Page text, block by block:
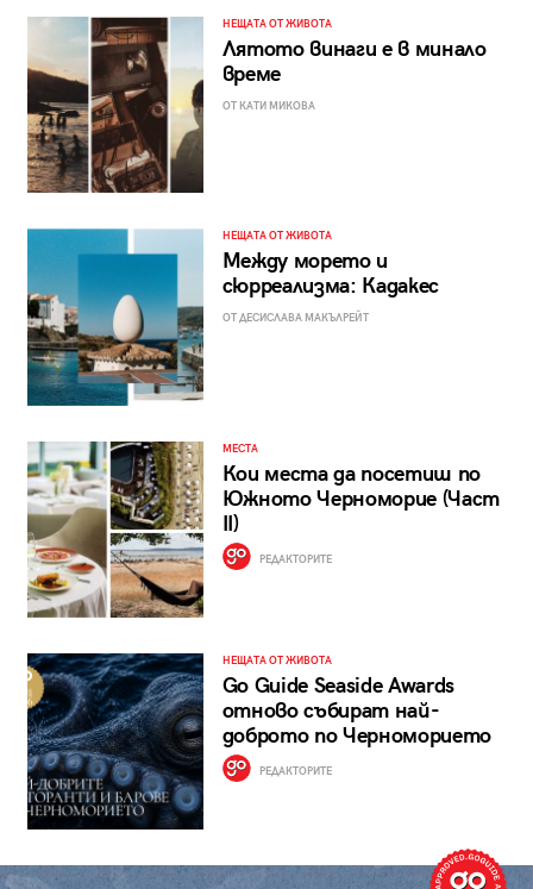
НЕЩАТА ОТ ЖИВОТА
Лятото винаги е в минало
време
ОТ КАТИ МИКОВА
НЕЩАТА ОТ ЖИВОТА
Между морето и
сюрреализма: Кадакес
ОТ ДЕСИСЛАВА МАКЪЛРЕЙТ
МЕСТА
Кои места да посетиш по
Южното Черноморие (Част
II)
РЕДАКТОРИТЕ
НЕЩАТА ОТ ЖИВОТА
Go Guide Seaside Awards
отново събират най-
доброто по Черноморието
РЕДАКТОРИТЕ